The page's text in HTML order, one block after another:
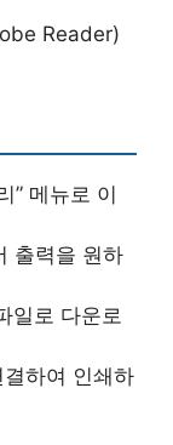
Reader)
” 메뉴로 이
출력을 원하
일로 다운로
하여 인쇄하